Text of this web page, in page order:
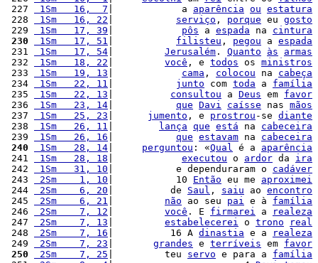
227
1Sm   16,  7 |            a aparência ou estatura
228
1Sm   16, 22 serviço , porque eu gosto
229
1Sm   17, 39 pôs a espada na cintura
230
1Sm   17, 51 filisteu , pegou a espada
231
1Sm   17, 54 Jerusalém . Quanto às
armas
232
1Sm   18, 22 você , e todos os ministros
233
1Sm   19, 13 cama , colocou na cabeça
234
1Sm   22, 11 junto com toda a família
235
1Sm   22, 13 consultou a Deus em favor
236
1Sm   23, 14 que Davi caísse nas mãos
237
1Sm   25, 23 jumento , e prostrou -se diante
238
1Sm   26, 11 lança que está na cabeceira
239
1Sm   26, 16 que estavam na cabeceira
240
1Sm   28, 14 perguntou : «Qual é a aparência
241
1Sm   28, 18 executou o ardor da ira
242
1Sm   31, 10 |           e dependuraram o cadáver
243
2Sm    1, 10 |           10 Então eu me aproximei
244
2Sm    6, 20 |          de Saul , saiu ao encontro
245
2Sm    6, 21 não ao seu pai e à família
246
2Sm    7, 12 você . E firmarei a
realeza
247
2Sm    7, 13 estabelecerei o trono
real
248
2Sm    7, 16 |          16 A dinastia e a
realeza
249
2Sm    7, 23 grandes e terríveis em favor
250
2Sm    7, 25 |         teu servo e para a família